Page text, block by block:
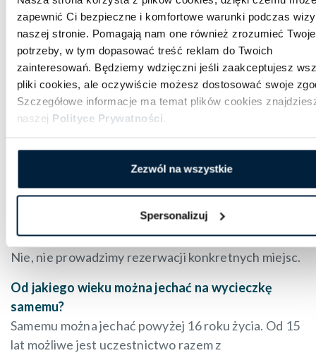
zapewnić Ci bezpieczne i komfortowe warunki podczas
naszej stronie. Pomagają nam one również zrozumieć Twoje
potrzeby, w tym dopasować treść reklam do Twoich
zainteresowań. Będziemy wdzięczni jeśli zaakceptujesz
pliki cookies, ale oczywiście możesz dostosować swoje
Szczegółowe informacje ma temat plików cookies
naszej Polityce Prywatności
Zezwól na wszystkie
Spersonalizuj
Należy pamiętać o odpowiednim ubraniu –
proponujemy na tzw. „cebulkę”, stopy i dłonie
najszybciej się wychładzają, dobra
przeciwdeszczowa kurtka wskazana. Proponujemy
wziąć ze sobą prowiant, przekąski, wodę na drogę.
Będzie można zostawić rzeczy w busie. Na trasie są
planowane przystanki na posiłek.
Czy wymagany jest dokument tożsamości?
Tak, przy wyjeździe zagranicznym należy go ze sobą
zabrać.
Czy można zarezerwować konkretne miejsce w
busie/autokarze?
Nie, nie prowadzimy rezerwacji konkretnych miejsc.
Od jakiego wieku można jechać na wycieczkę
samemu?
Samemu można jechać powyżej 16 roku życia. Od 15
lat możliwe jest uczestnictwo razem z